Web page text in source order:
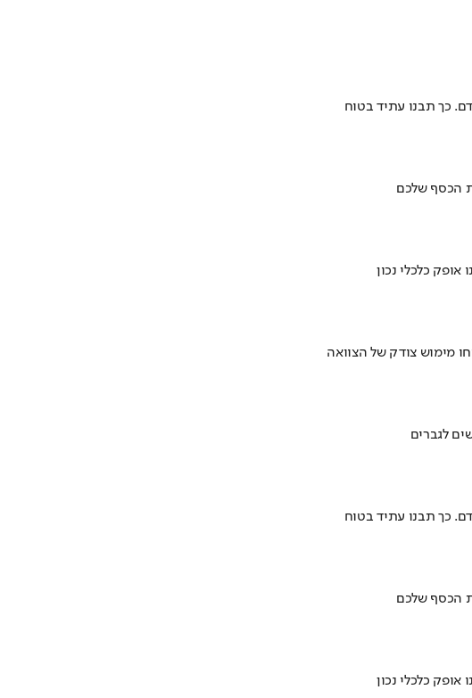
כך תבנו עתיד בטוח
הכסף שלכם
כלכלי נכון
מימוש צודק של הצוואה
לגברים
כך תבנו עתיד בטוח
הכסף שלכם
כלכלי נכון